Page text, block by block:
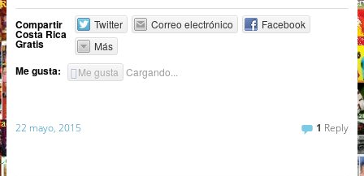
Compartir
Costa Rica
Gratis
Twitter Correo electrónico
Facebook
Más
Me gusta: Me gusta Cargando...
22 mayo, 2015 1 Reply